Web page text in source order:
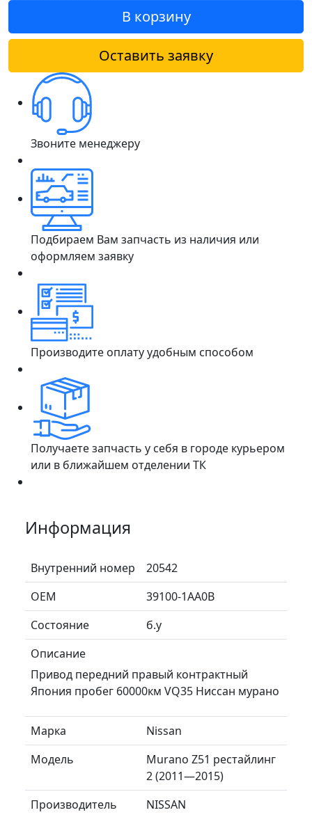
В корзину
Оставить заявку
Звоните менеджеру
Подбираем Вам запчасть из наличия или
оформляем заявку
Производите оплату удобным способом
Получаете запчасть у себя в городе курьером
или в ближайшем отделении ТК
Информация
Внутренний номер
20542
ОЕМ
39100-1AA0B
Состояние
б.у
Описание
Привод передний правый контрактный
Япония пробег 60000км VQ35 Ниссан мурано
Марка
Nissan
Модель
Murano Z51 рестайлинг
2 (2011—2015)
Производитель
NISSAN